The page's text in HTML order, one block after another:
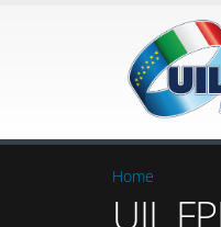
Home
UIL